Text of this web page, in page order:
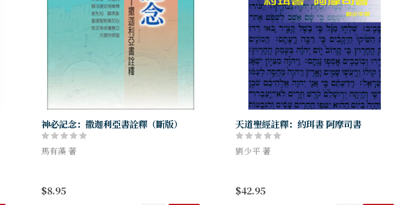
神必記念：撒迦利亞書詮釋（斷版）
馬有藻 著
本書從神對選民的心意切入－－在異象、信
$8.95
天道聖經註釋：約珥書 阿摩司書
劉少平 著
「先知」認了第二，也沒有人敢認第一了。
$42.95